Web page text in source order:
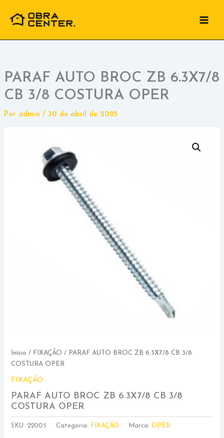
para
conteúdo
PARAF AUTO BROC ZB 6.3X7/8
CB 3/8 COSTURA OPER
Por admin / 30 de abril de 2025
Início / FIXAÇÃO / PARAF AUTO BROC ZB 6.3X7/8 CB 3/8
COSTURA OPER
FIXAÇÃO
PARAF AUTO BROC ZB 6.3X7/8 CB 3/8
COSTURA OPER
SKU: 22005 Categoria: FIXAÇÃO Marca:OPER